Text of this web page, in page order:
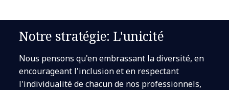
Notre stratégie: L'unicité
Nous pensons qu'en embrassant la diversité, en
encourageant l'inclusion et en respectant
l'individualité de chacun de nos professionnels,